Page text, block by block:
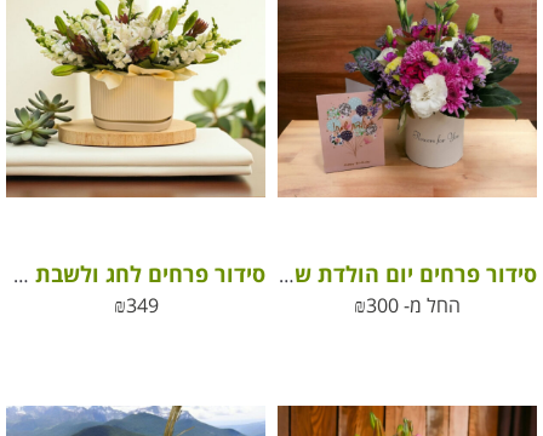
סידור פרחים יום הולדת שמח נסיכה שלי
החל מ-
₪300
סידור פרחים לחג ולשבת בכלי קרמיקה לבן/שמנת בהתאם למלאי
₪349